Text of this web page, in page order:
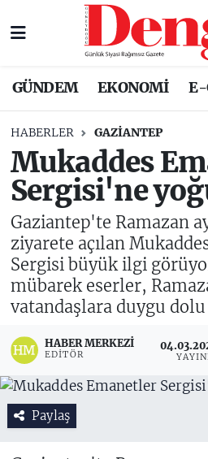
GÜNDEM EKONOMİ E-
HABERLER GAZIANTEP
Mukaddes
Sergisi'ne
Gaziantep'te Ramazan
ziyarete açılan
Sergisi büyük ilgi
mübarek eserler,
vatandaşlara duygu dolu
HABER MERKEZI
EDITÖR
Paylaş
Nöbetçi Eczaneler
Trafik Durumu
Süper Lig Puan
Tüm Manşetler
Son Dakika Haberleri
Haber Arşivi